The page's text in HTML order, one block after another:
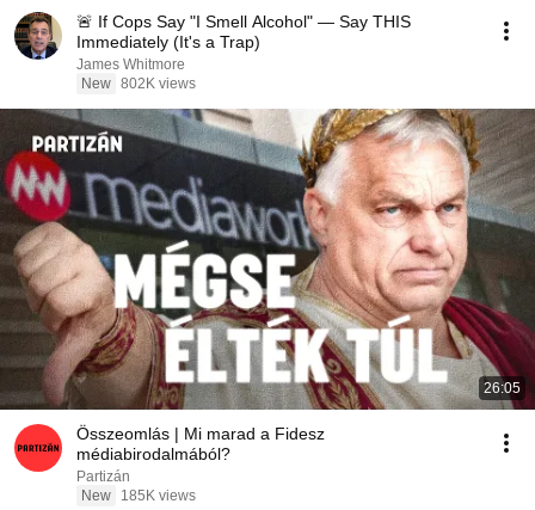
🚨 If Cops Say "I Smell Alcohol" — Say THIS
Immediately (It's a Trap)
James Whitmore
New 802K views
26:05
Összeomlás | Mi marad a Fidesz
médiabirodalmából?
Partizán
New
185K views